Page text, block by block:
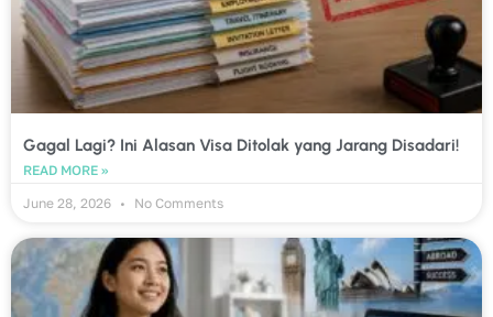
Gagal Lagi? Ini Alasan Visa Ditolak yang Jarang Disadari!
READ MORE »
June 28, 2026
No Comments